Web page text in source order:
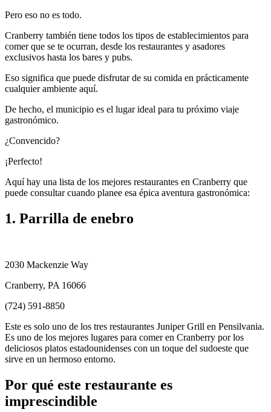
Pero eso no es todo.
Cranberry también tiene todos los tipos de establecimientos para
comer que se te ocurran, desde los restaurantes y asadores
exclusivos hasta los bares y pubs.
Eso significa que puede disfrutar de su comida en prácticamente
cualquier ambiente aquí.
De hecho, el municipio es el lugar ideal para tu próximo viaje
gastronómico.
¿Convencido?
¡Perfecto!
Aquí hay una lista de los mejores restaurantes en Cranberry que
puede consultar cuando planee esa épica aventura gastronómica:
1. Parrilla de enebro
2030 Mackenzie Way
Cranberry, PA 16066
(724) 591-8850
Este es solo uno de los tres restaurantes Juniper Grill en Pensilvania.
Es uno de los mejores lugares para comer en Cranberry por los
deliciosos platos estadounidenses con un toque del sudoeste que
sirve en un hermoso entorno.
Por qué este restaurante es
imprescindible